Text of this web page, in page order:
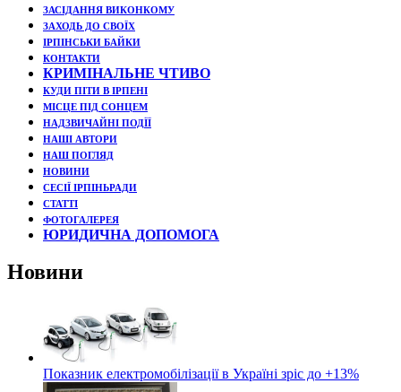
ЗАСІДАННЯ ВИКОНКОМУ
ЗАХОДЬ ДО СВОЇХ
ІРПІНСЬКИ БАЙКИ
КОНТАКТИ
КРИМІНАЛЬНЕ ЧТИВО
КУДИ ПІТИ В ІРПЕНІ
МІСЦЕ ПІД СОНЦЕМ
НАДЗВИЧАЙНІ ПОДЇЇ
НАШІ АВТОРИ
НАШ ПОГЛЯД
НОВИНИ
СЕСІЇ ІРПІНЬРАДИ
СТАТТІ
ФОТОГАЛЕРЕЯ
ЮРИДИЧНА ДОПОМОГА
Новини
Показник електромобілізації в Україні зріс до +13%